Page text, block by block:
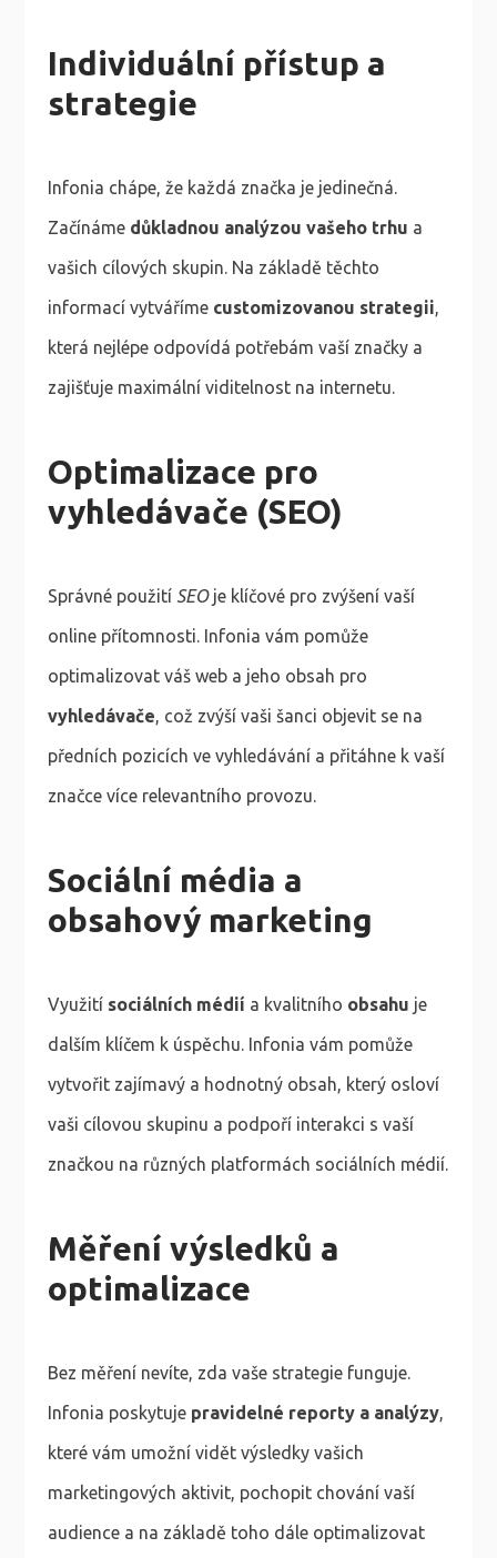
Individuální přístup a
strategie
Infonia chápe, že každá značka je jedinečná.
Začínáme důkladnou analýzou vašeho trhu a
vašich cílových skupin. Na základě těchto
informací vytváříme customizovanou strategii,
která nejlépe odpovídá potřebám vaší značky a
zajišťuje maximální viditelnost na internetu.
Optimalizace pro
vyhledávače (SEO)
Správné použití SEOje klíčové pro zvýšení vaší
online přítomnosti. Infonia vám pomůže
optimalizovat váš web a jeho obsah pro
vyhledávače, což zvýší vaši šanci objevit se na
předních pozicích ve vyhledávání a přitáhne k vaší
značce více relevantního provozu.
Sociální média a
obsahový marketing
Využití sociálních médií a kvalitního obsahu je
dalším klíčem k úspěchu. Infonia vám pomůže
vytvořit zajímavý a hodnotný obsah, který osloví
vaši cílovou skupinu a podpoří interakci s vaší
značkou na různých platformách sociálních médií.
Měření výsledků a
optimalizace
Bez měření nevíte, zda vaše strategie funguje.
Infonia poskytuje pravidelné reporty a analýzy,
které vám umožní vidět výsledky vašich
marketingových aktivit, pochopit chování vaší
audience a na základě toho dále optimalizovat